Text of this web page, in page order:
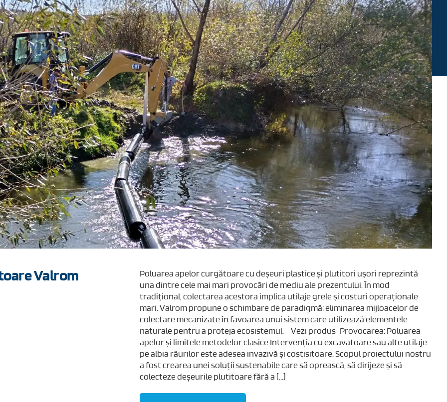
Valrom
Poluarea apelor curgătoare cu deșeuri plastice și plutitori ușori reprezintă
una dintre cele mai mari provocări de mediu ale prezentului. În mod
tradițional, colectarea acestora implica utilaje grele și costuri operaționale
mari. Valrom propune o schimbare de paradigmă: eliminarea mijloacelor de
colectare mecanizate în favoarea unui sistem care utilizează elementele
naturale pentru a proteja ecosistemul. - Vezi produs Provocarea: Poluarea
apelor și limitele metodelor clasice Intervenția cu excavatoare sau alte utilaje
pe albia râurilor este adesea invazivă și costisitoare. Scopul proiectului nostru
a fost crearea unei soluții sustenabile care să oprească, să dirijeze și să
colecteze deșeurile plutitoare fără a [...]